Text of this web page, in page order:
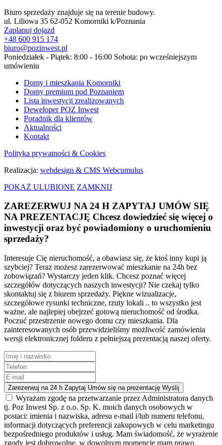
Biuro sprzedaży znajduje się na terenie budowy.
ul. Liliowa 35 62-052 Komorniki k/Poznania
Zaplanuj dojazd
+48 600 915 174
biuro@pozinwest.pl
Poniedziałek - Piątek: 8:00 - 16:00 Sobota: po wcześniejszym
umówieniu
Domy i mieszkania Komorniki
Domy premium pod Poznaniem
Lista inwestycji zrealizowanych
Deweloper POZ Inwest
Poradnik dla klientów
Aktualności
Kontakt
Polityka prywatności & Cookies
Realizacja: webdesign & CMS Webcumulus
POKAŻ ULUBIONE ZAMKNIJ
ZAREZERWUJ NA 24 H ZAPYTAJ UMÓW SIĘ
NA PREZENTACJĘ Chcesz dowiedzieć się więcej o
inwestycji oraz być powiadomiony o uruchomieniu
sprzedaży?
Interesuje Cię nieruchomość, a obawiasz się, że ktoś inny kupi ją
szybciej? Teraz możesz zarezerwować mieszkanie na 24h bez
zobowiązań? Wystarczy jeden klik. Chcesz poznać więcej
szczegółów dotyczących naszych inwestycji? Nie czekaj tylko
skontaktuj się z biurem sprzedaży. Piękne wizualizacje,
szczegółowe rysunki techniczne, rzuty lokali .. to wszystko jest
ważne, ale najlepiej obejrzeć gotową nieruchomość od środka.
Poczuć przestrzenie nowego domu czy mieszkania. Dla
zainteresowanych osób przewidzieliśmy możliwość zamówienia
wersji elektronicznej folderu z pełniejszą prezentacją naszej oferty.
Zarezerwuj na 24 h Zapytaj Umów się na prezentację Wyślij
Wyrażam zgodę na przetwarzanie przez Administratora danych
tj. Poz Inwest Sp. z o.o. Sp. K. moich danych osobowych w
postaci: imienia i nazwiska, adresu e-mail i/lub numeru telefonu,
informacji dotyczących preferencji zakupowych w celu marketingu
bezpośredniego produktów i usług. Mam świadomość, że wyrażenie
zgody jest dobrowolne, w dowolnym momencie mam prawo